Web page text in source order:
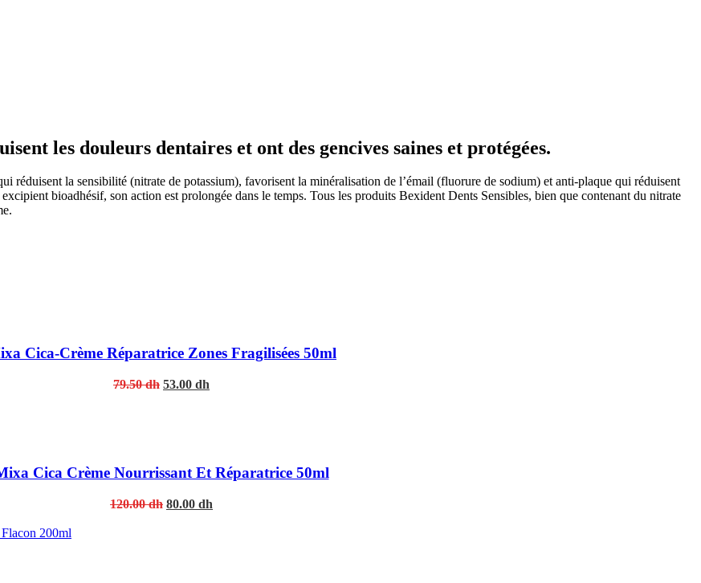
les douleurs dentaires et ont des gencives saines et protégées.
réduisent la sensibilité (nitrate de potassium), favorisent la minéralisation de l’émail (fluorure de sodium) et anti-plaque qui réduisent
bioadhésif, son action est prolongée dans le temps. Tous les produits Bexident Dents Sensibles, bien que contenant du nitrate
Cica-Crème Réparatrice Zones Fragilisées 50ml
79.50dh Original
53.00 dh
Cica Crème Nourrissant Et Réparatrice 50ml
120.00dh Original
80.00 dh